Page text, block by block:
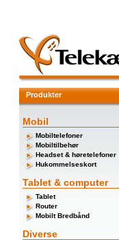
Produkter
Mobil
Mobiltelefoner
Mobiltilbehør
Headset & høretelefoner
Hukommelseskort
Tablet & computer
Tablet
Router
Mobilt Bredbånd
Diverse